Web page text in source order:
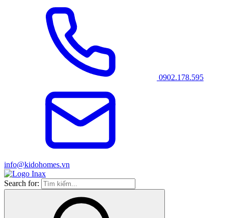
0902.178.595
info@kidohomes.vn
Search for: